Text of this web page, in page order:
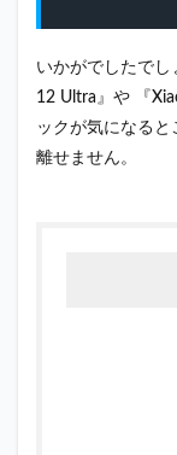
いかがでしたで
12 Ultra』や 『
ックが気になる
離せません。